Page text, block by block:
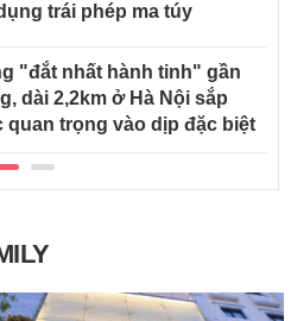
trái phép ma túy
"đắt nhất hành tinh" gần
dài 2,2km ở Hà Nội sắp
quan trọng vào dịp đặc biệt